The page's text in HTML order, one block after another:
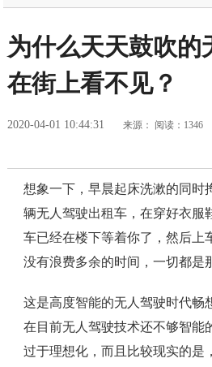
为什么天天鼓吹的
在街上看不见？
2020-04-01 10:44:31 来源： 阅读：1346
想象一下，早晨起床洗漱的同时
辆无人驾驶出租车，在穿好衣服
车已经在楼下等着你了，然后上
没有浪费多余的时间，一切都是
这是高度智能的无人驾驶时代畅
在目前无人驾驶技术还不够智能
过于理想化，而且比较现实的是